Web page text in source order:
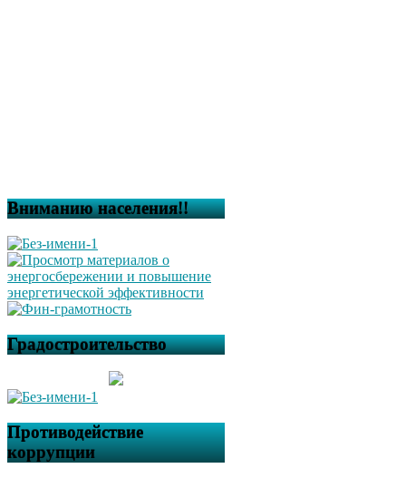
Вниманию населения!!
Градостроительство
Противодействие
коррупции